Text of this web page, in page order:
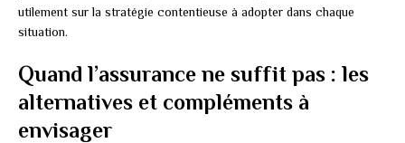
utilement sur la stratégie contentieuse à adopter dans chaque
situation.
Quand l’assurance ne suffit pas : les
alternatives et compléments à
envisager